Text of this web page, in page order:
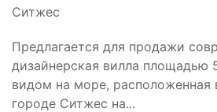
Ситжес
Предлагается для продажи
дизайнерская вилла площадью
видом на море, расположенная
городе Ситжес на...